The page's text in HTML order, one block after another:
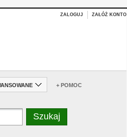
ZALOGUJ ZAŁÓŻ KONTO
+ POMOC